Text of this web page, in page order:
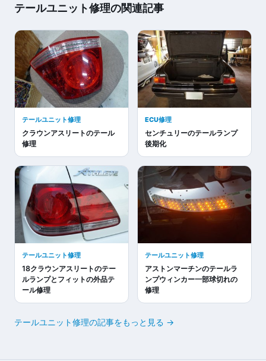
テールユニット修理の関連記事
テールユニット修理
クラウンアスリートのテール
修理
ECU修理
センチュリーのテールランプ
後期化
テールユニット修理
18クラウンアスリートのテー
ルランプとフィットの外品テ
ール修理
テールユニット修理
アストンマーチンのテールラ
ンプウィンカー一部球切れの
修理
テールユニット修理の記事をもっと見る →